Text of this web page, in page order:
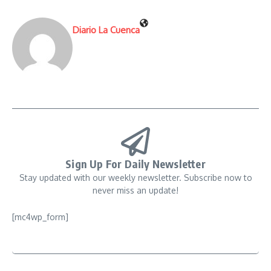
Diario La Cuenca
Sign Up For Daily Newsletter
Stay updated with our weekly newsletter. Subscribe now to
never miss an update!
[mc4wp_form]